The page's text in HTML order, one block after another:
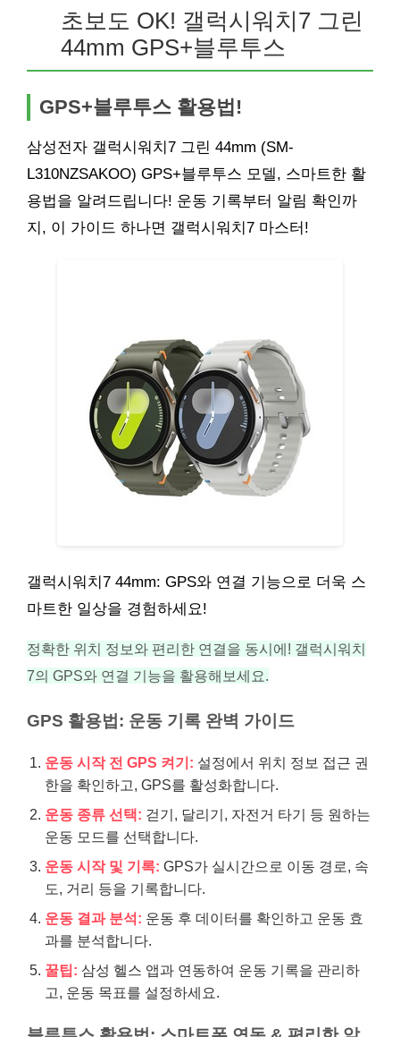
초보도 OK! 갤럭시워치7 그린
44mm GPS+블루투스
GPS+블루투스 활용법!
삼성전자 갤럭시워치7 그린 44mm (SM-
L310NZSAKOO) GPS+블루투스 모델, 스마트한 활
용법을 알려드립니다! 운동 기록부터 알림 확인까
지, 이 가이드 하나면 갤럭시워치7 마스터!
갤럭시워치7 44mm: GPS와 연결 기능으로 더욱 스
마트한 일상을 경험하세요!
정확한 위치 정보와 편리한 연결을 동시에! 갤럭시워치
7의 GPS와 연결 기능을 활용해보세요.
GPS 활용법: 운동 기록 완벽 가이드
운동 시작 전 GPS 켜기: 설정에서 위치 정보 접근 권
한을 확인하고, GPS를 활성화합니다.
운동 종류 선택: 걷기, 달리기, 자전거 타기 등 원하는
운동 모드를 선택합니다.
운동 시작 및 기록: GPS가 실시간으로 이동 경로, 속
도, 거리 등을 기록합니다.
운동 결과 분석: 운동 후 데이터를 확인하고 운동 효
과를 분석합니다.
꿀팁: 삼성 헬스 앱과 연동하여 운동 기록을 관리하
고, 운동 목표를 설정하세요.